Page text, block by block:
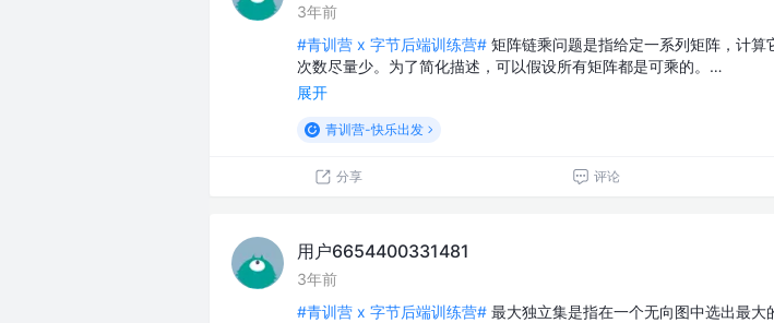
3年前
#青训营 x 字节后端训练营# 矩阵链乘问题是指给定一系列矩阵，计算
次数尽量少。为了简化描述，可以假设所有矩阵都是可乘的。…
展开
青训营-快乐出发
分享 评论
用户6654400331481
3年前
#青训营 x 字节后端训练营# 最大独立集是指在一个无向图中选出最大